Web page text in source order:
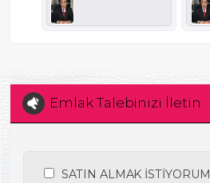
Emlak Talebinizi İletin
SATIN ALMAK İSTİYORUM